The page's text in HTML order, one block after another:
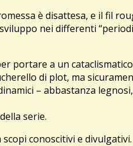
è disattesa, e il fil
nei differenti
portare a un
di plot, ma
– abbastanza
serie.
conoscitivi e divulgativi.